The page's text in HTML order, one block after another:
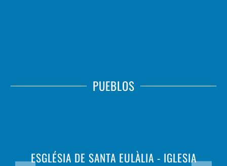
PUEBLOS
ESGLÉSIA DE SANTA EULÀLIA - IGLESIA